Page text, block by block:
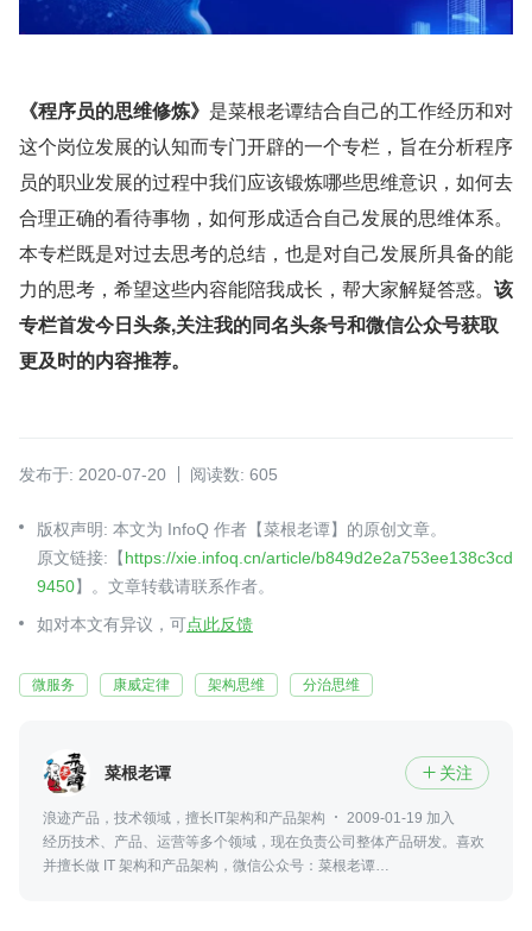
《程序员的思维修炼》 是菜根老谭结合自己的工作经历和对
这个岗位发展的认知而专门开辟的一个专栏，旨在分析程序
员的职业发展的过程中我们应该锻炼哪些思维意识，如何去
合理正确的看待事物，如何形成适合自己发展的思维体系。
本专栏既是对过去思考的总结，也是对自己发展所具备的能
力的思考，希望这些内容能陪我成长，帮大家解疑答惑。 该
专栏首发今日头条,关注我的同名头条号和微信公众号获取
更及时的内容推荐。
发布于: 2020-07-20 阅读数: 605
版权声明: 本文为 InfoQ 作者【菜根老谭】的原创文章。
原文链接:【https://xie.infoq.cn/article/b849d2e2a753ee138c3cd
9450】。文章转载请联系作者。
如对本文有异议，可点此反馈
微服务 康威定律 架构思维 分治思维
菜根老谭  关注
浪迹产品，技术领域，擅长IT架构和产品架构
2009-01-19 加入
经历技术、产品、运营等多个领域，现在负责公司整体产品研发。喜欢
并擅长做 IT 架构和产品架构，微信公众号：菜根老谭